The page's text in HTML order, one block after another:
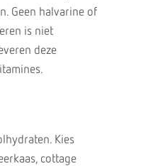
Geen halvarine of
is niet
deze
Kies
cottage